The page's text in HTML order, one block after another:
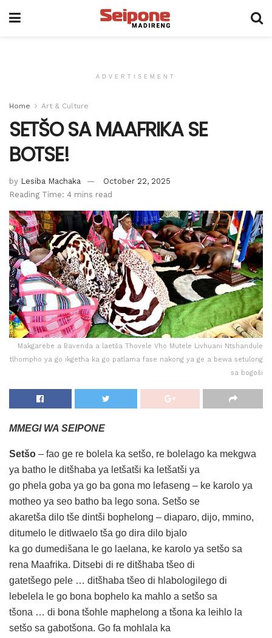
ADVERTISEMENT
Home Art & Culture
SETŠO SA MAAFRIKA SE
BOTSE!
by Lesiba Machaka
October 22, 2025
Reading Time: 4 mins read
Makgarebe a Bavenda a laetša Thovele Vho Mutele Livhuani Ntshandule
tlhompho ya go ikgetha ka go patlama fase nakong ya ge a bewa setulong
sa bogoši
MMEGI WA SEIPONE
Setšo – fao ge re bolela ka setšo, re bolelago ka mekgwa
ya batho le ditšhaba ya letšatši ka letšatši ya
go phela goba ya go ba gona mo lefaseng – ke karolo ya
motheo ya seo batho ba lego sona. Setšo se
akaretša dilo tše dintši bophelong – diaparo, dijo, mmino,
ditumelo le ditlwaelo tša go dira dilo bjalo
ka go dumedišana le go laelana, ke karolo ya setšo sa
rena Maafrika. Ditsebi di re ditšhaba tšeo di
gatetšego pele … ditšhaba tšeo di hlabologilego di
lebelela le go bona bophelo ka mahlo a setšo sa
tšona … di bona tšohle maphelong a tšona ka leihlo la
setšo sa gabotšona. Go fa mohlala ka